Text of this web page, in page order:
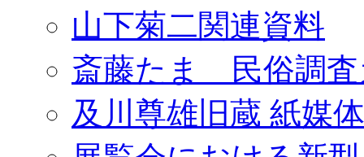
山下菊二関連資料
斎藤たま 民俗調査
及川尊雄旧蔵 紙媒